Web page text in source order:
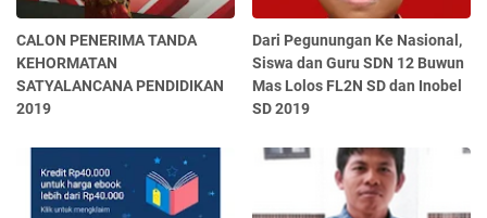
CALON PENERIMA TANDA
KEHORMATAN
SATYALANCANA PENDIDIKAN
2019
Dari Pegunungan Ke Nasional,
Siswa dan Guru SDN 12 Buwun
Mas Lolos FL2N SD dan Inobel
SD 2019